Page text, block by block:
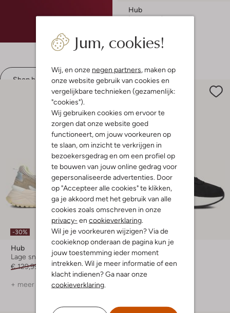
Jum, cookies!
Wij, en onze negen partners, maken op
onze website gebruik van cookies en
vergelijkbare technieken (gezamenlijk:
"cookies").
Wij gebruiken cookies om ervoor te
zorgen dat onze website goed
functioneert, om jouw voorkeuren op
te slaan, om inzicht te verkrijgen in
bezoekersgedrag en om een profiel op
te bouwen van jouw online gedrag voor
gepersonaliseerde advertenties. Door
op "Accepteer alle cookies" te klikken,
ga je akkoord met het gebruik van alle
cookies zoals omschreven in onze
privacy- en cookieverklaring.
Wil je je voorkeuren wijzigen? Via de
cookieknop onderaan de pagina kun je
jouw toestemming ieder moment
intrekken. Wil je meer informatie of een
klacht indienen? Ga naar onze
cookieverklaring.
Shop hier
Hub
Lage sneakers
+ meer kleuren
-30%
Hub
Lage sneakers
€ 129,99
€ 90,99
+ meer kleuren
-30%
Hub
Lage sneakers
€ 149,99 € 104,99